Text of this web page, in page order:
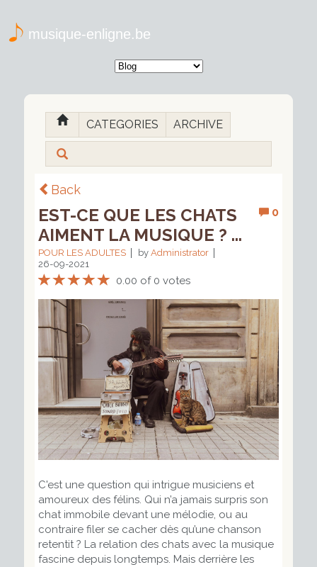
musique-enligne.be
CATEGORIES ARCHIVE
Back
0
EST-CE QUE LES CHATS
AIMENT LA MUSIQUE ? ...
POUR LES ADULTES by Administrator
26-09-2021
0.00 of 0 votes
C'est une question qui intrigue musiciens et
amoureux des félins. Qui n’a jamais surpris son
chat immobile devant une mélodie, ou au
contraire filer se cacher dès qu’une chanson
retentit ? La relation des chats avec la musique
fascine depuis longtemps. Mais derrière les